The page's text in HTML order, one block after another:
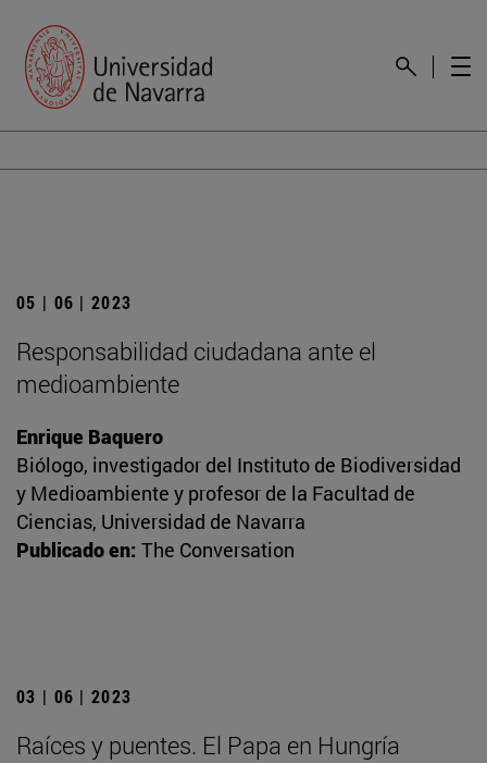
05 | 06 | 2023
Responsabilidad ciudadana ante el
medioambiente
Enrique Baquero
Biólogo, investigador del Instituto de Biodiversidad
y Medioambiente y profesor de la Facultad de
Ciencias, Universidad de Navarra
Publicado en: The Conversation
03 | 06 | 2023
Raíces y puentes. El Papa en Hungría